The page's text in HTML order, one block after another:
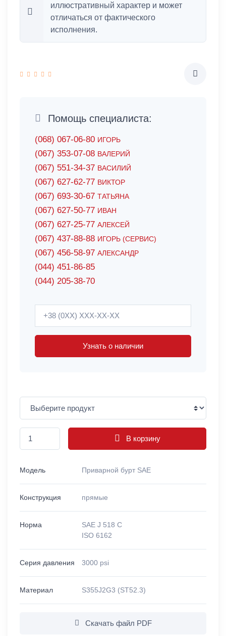
иллюстративный характер и может
отличаться от фактического
исполнения.
Помощь специалиста:
(068) 067-06-80 ИГОРЬ
(067) 353-07-08 ВАЛЕРИЙ
(067) 551-34-37 ВАСИЛИЙ
(067) 627-62-77 ВИКТОР
(067) 693-30-67 ТАТЬЯНА
(067) 627-50-77 ИВАН
(067) 627-25-77 АЛЕКСЕЙ
(067) 437-88-88 ИГОРЬ (СЕРВИС)
(067) 456-58-97 АЛЕКСАНДР
(044) 451-86-85
(044) 205-38-70
Узнать о наличии
В корзину
Модель Приварной бурт SAE
Конструкция прямые
Норма
SAE J 518 C
ISO 6162
Серия давления 3000 psi
Материал S355J2G3 (ST52.3)
Скачать файл PDF